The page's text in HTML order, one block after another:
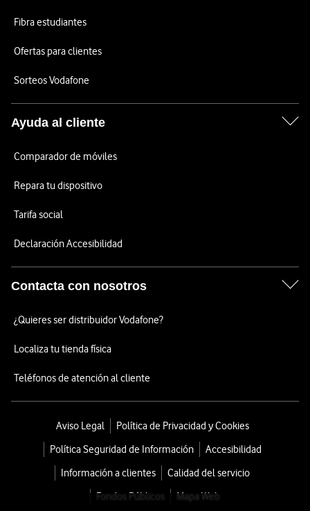
Fibra estudiantes
Ofertas para clientes
Sorteos Vodafone
Ayuda al cliente
Comparador de móviles
Repara tu dispositivo
Tarifa social
Declaración Accesibilidad
Contacta con nosotros
¿Quieres ser distribuidor Vodafone?
Localiza tu tienda física
Teléfonos de atención al cliente
Aviso Legal
Política de Privacidad y Cookies
Política Seguridad de Información
Accesibilidad
Información a clientes
Calidad del servicio
Fondos Públicos
Mapa Web